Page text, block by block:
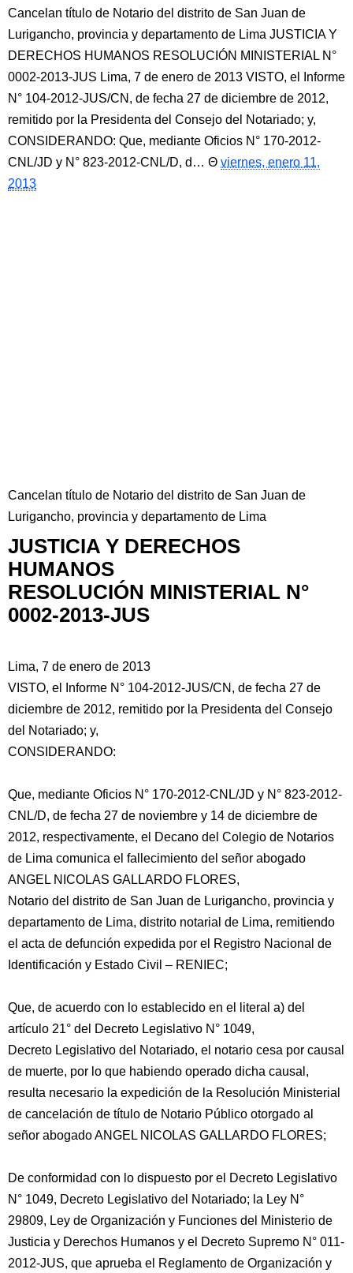
Cancelan título de Notario del distrito de San Juan de
Lurigancho, provincia y departamento de Lima JUSTICIA Y
DERECHOS HUMANOS RESOLUCIÓN MINISTERIAL N°
0002-2013-JUS Lima, 7 de enero de 2013 VISTO, el Informe
N° 104-2012-JUS/CN, de fecha 27 de diciembre de 2012,
remitido por la Presidenta del Consejo del Notariado; y,
CONSIDERANDO: Que, mediante Oficios N° 170-2012-
CNL/JD y N° 823-2012-CNL/D, d…
viernes, enero 11,
2013
Cancelan título de Notario del distrito de San Juan de
Lurigancho, provincia y departamento de Lima
JUSTICIA Y DERECHOS
HUMANOS
RESOLUCIÓN MINISTERIAL N°
0002-2013-JUS
Lima, 7 de enero de 2013
VISTO, el Informe N° 104-2012-JUS/CN, de fecha 27 de
diciembre de 2012, remitido por la Presidenta del Consejo
del Notariado; y,
CONSIDERANDO:
Que, mediante Oficios N° 170-2012-CNL/JD y N° 823-2012-
CNL/D, de fecha 27 de noviembre y 14 de diciembre de
2012, respectivamente, el Decano del Colegio de Notarios
de Lima comunica el fallecimiento del señor abogado
ANGEL NICOLAS GALLARDO FLORES,
Notario del distrito de San Juan de Lurigancho, provincia y
departamento de Lima, distrito notarial de Lima, remitiendo
el acta de defunción expedida por el Registro Nacional de
Identificación y Estado Civil – RENIEC;
Que, de acuerdo con lo establecido en el literal a) del
artículo 21° del Decreto Legislativo N° 1049,
Decreto Legislativo del Notariado, el notario cesa por causal
de muerte, por lo que habiendo operado dicha causal,
resulta necesario la expedición de la Resolución Ministerial
de cancelación de título de Notario Público otorgado al
señor abogado ANGEL NICOLAS GALLARDO FLORES;
De conformidad con lo dispuesto por el Decreto Legislativo
N° 1049, Decreto Legislativo del Notariado; la Ley N°
29809, Ley de Organización y Funciones del Ministerio de
Justicia y Derechos Humanos y el Decreto Supremo N° 011-
2012-JUS, que aprueba el Reglamento de Organización y